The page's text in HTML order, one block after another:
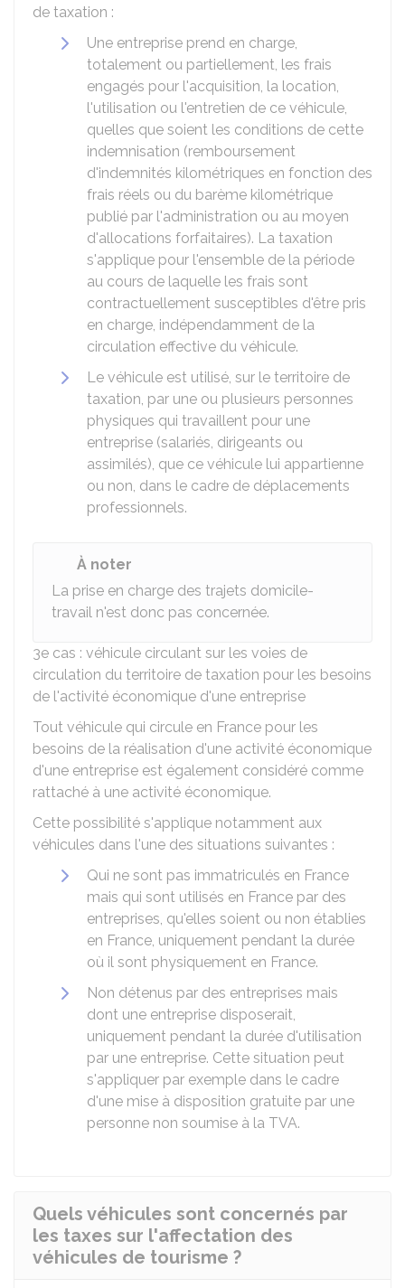
de taxation :
Une entreprise prend en charge,
totalement ou partiellement, les frais
engagés pour l'acquisition, la location,
l'utilisation ou l'entretien de ce véhicule,
quelles que soient les conditions de cette
indemnisation (remboursement
d'indemnités kilométriques en fonction des
frais réels ou du barème kilométrique
publié par l'administration ou au moyen
d'allocations forfaitaires). La taxation
s'applique pour l'ensemble de la période
au cours de laquelle les frais sont
contractuellement susceptibles d'être pris
en charge, indépendamment de la
circulation effective du véhicule.
Le véhicule est utilisé, sur le territoire de
taxation, par une ou plusieurs personnes
physiques qui travaillent pour une
entreprise (salariés, dirigeants ou
assimilés), que ce véhicule lui appartienne
ou non, dans le cadre de déplacements
professionnels.
À noter
La prise en charge des trajets domicile-
travail n'est donc pas concernée.
3e cas : véhicule circulant sur les voies de
circulation du territoire de taxation pour les besoins
de l'activité économique d'une entreprise
Tout véhicule qui circule en France pour les
besoins de la réalisation d'une activité économique
d'une entreprise est également considéré comme
rattaché à une activité économique.
Cette possibilité s'applique notamment aux
véhicules dans l'une des situations suivantes :
Qui ne sont pas immatriculés en France
mais qui sont utilisés en France par des
entreprises, qu'elles soient ou non établies
en France, uniquement pendant la durée
où il sont physiquement en France.
Non détenus par des entreprises mais
dont une entreprise disposerait,
uniquement pendant la durée d'utilisation
par une entreprise. Cette situation peut
s'appliquer par exemple dans le cadre
d'une mise à disposition gratuite par une
personne non soumise à la TVA.
Quels véhicules sont concernés par
les taxes sur l'affectation des
véhicules de tourisme ?